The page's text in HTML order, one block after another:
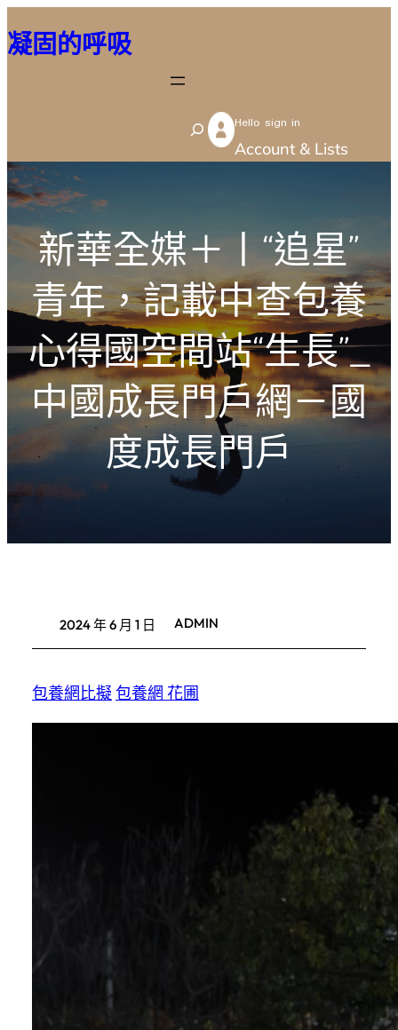
至
容
凝固的呼吸
S
e
Hello sign in
Account & Lists
新華全媒＋丨“追星”
青年，記載中查包養
心得國空間站“生長”_
中國成長門戶網－國
度成長門戶
2024 年 6 月 1 日 ADMIN
包養網比擬 包養網 花圃